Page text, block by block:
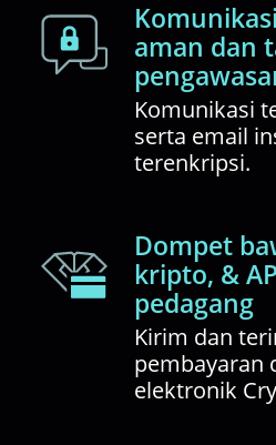
aman dan
Komunikasi
serta email
terenkripsi.
Dompet
kripto, &
pedagang
Kirim dan
pembayaran
elektronik